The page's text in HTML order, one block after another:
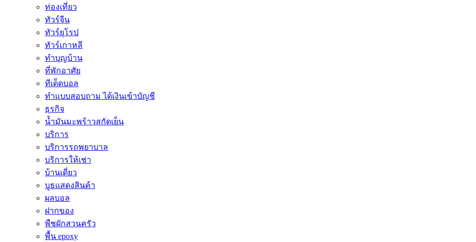
ท่องเที่ยว
ทัวร์จีน
ทัวร์ยุโรป
ทัวร์เกาหลี
ทำบุญบ้าน
ที่พักอาศัย
ทีเด็ดบอล
ทําแบบสอบถาม ได้เงินเข้าบัญชี
ธุรกิจ
น้ำมันมะพร้าวสกัดเย็น
บริการ
บริการรถพยาบาล
บริการให้เช่า
บ้านเดี่ยว
บูธแสดงสินค้า
ผลบอล
ฝากของ
พืชผักสวนครัว
พื้น epoxy